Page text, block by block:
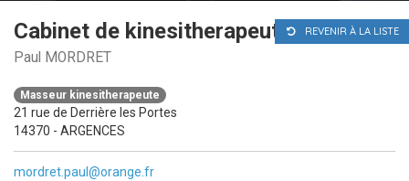
REVENIR À LA LISTE
Cabinet de kinesitherapeute
Paul MORDRET
Masseur kinesitherapeute
21 rue de Derrière les Portes
14370 - ARGENCES
mordret.paul@orange.fr